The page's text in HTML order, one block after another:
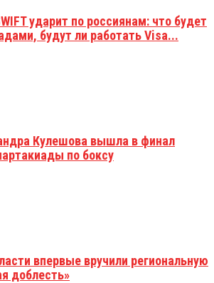
ударит по россиянам: что будет
будут ли работать Visa...
Кулешова вышла в финал
по боксу
впервые вручили региональную
доблесть»